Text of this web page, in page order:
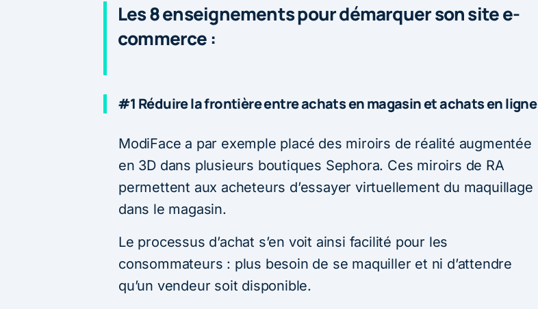
Les 8 enseignements pour démarquer son site e-
commerce :
#1 Réduire la frontière entre achats en magasin et achats en ligne
ModiFace a par exemple placé des miroirs de réalité augmentée
en 3D dans plusieurs boutiques Sephora. Ces miroirs de RA
permettent aux acheteurs d’essayer virtuellement du maquillage
dans le magasin.
Le processus d’achat s’en voit ainsi facilité pour les
consommateurs : plus besoin de se maquiller et ni d’attendre
qu’un vendeur soit disponible.